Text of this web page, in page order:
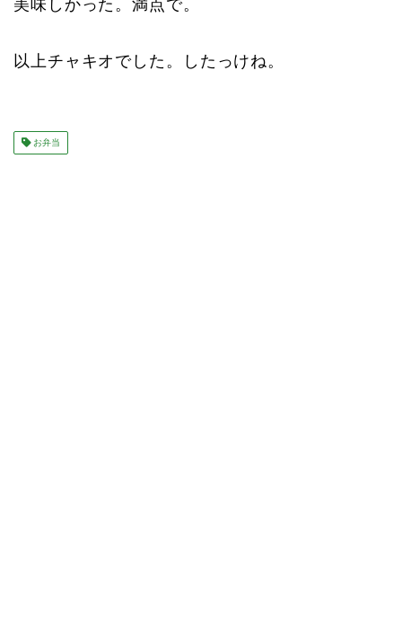
美味しかった。満点で。
以上チャキオでした。したっけね。
お弁当